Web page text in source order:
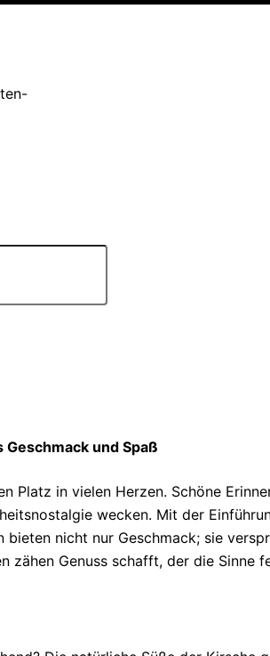
und Spaß
Platz in vielen Herzen. Schöne
wecken. Mit der
nicht nur Geschmack; sie
zähen Genuss schafft, der die Sinne